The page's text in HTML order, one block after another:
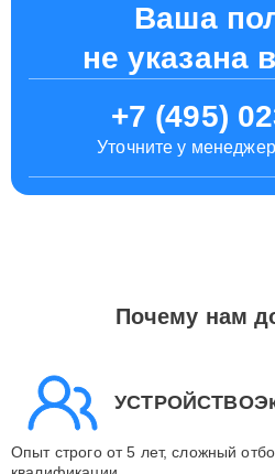
Ваша
не указана
+7 (495)
Уточните у
Почему нам
Опыт строго от 5 лет, сложный